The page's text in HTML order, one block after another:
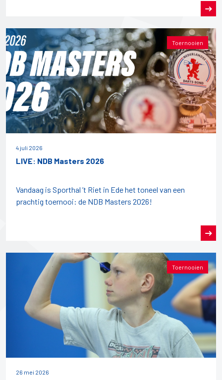
Toernooien
4 juli 2026
LIVE: NDB Masters 2026
Vandaag is Sporthal ’t Riet in Ede het toneel van een
prachtig toernooi: de NDB Masters 2026!
Toernooien
26 mei 2026